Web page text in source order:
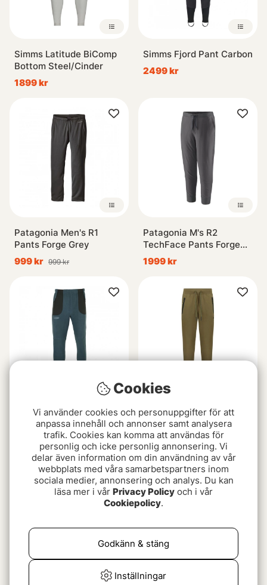
Simms Latitude BiComp
Bottom Steel/Cinder
1899 kr
Simms Fjord Pant Carbon
2499 kr
Patagonia Men's R1
Pants Forge Grey
999 kr 999 kr
Patagonia M's R2
TechFace Pants Forge
Grey
1999 kr
Vision Nalle Trousers
Korda Kore Lite Joggers
Olive
fr. 549 kr fr. 549 kr
Cookies
Vi använder cookies och personuppgifter för att
anpassa innehåll och annonser samt analysera
trafik. Cookies kan komma att användas för
personlig och icke personlig annonsering. Vi
delar även information om din användning av vår
webbplats med våra samarbetspartners inom
sociala medier, annonsering och analys. Du kan
läsa mer i vår Privacy Policy och i vår
Cookiepolicy.
Inställningar
Godkänn & stäng